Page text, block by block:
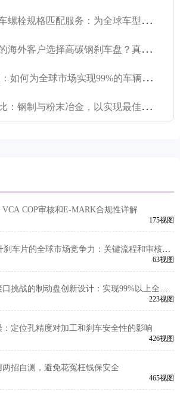
定
制化高性能刹车螺栓规格匹配服务：为全球车型提供精准的适配解决方案
为
什么越来越多的海外客户选择高碳钢刹车盘？真实案例洞察
O
EM刹车盘定制：如何为全球市场实现99%的车辆兼容性
刹
车套件材料对比：钢制与粉末冶金，以实现最佳车辆兼容性
COP审核和E-MARK合规性详解
175视图
车片的全球市场竞争力：关键流程和审核洞
63视图
挑战的制动盘创新设计：实现99%以上全球
223视图
定位孔精度对加工和刹车安全性的影响
426视图
招自测，避免花冤枉钱保安全
465视图